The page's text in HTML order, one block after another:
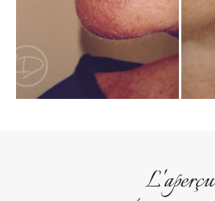
L'aperçu